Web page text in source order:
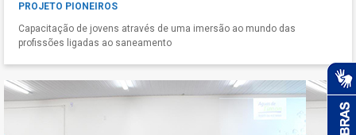
PROJETO PIONEIROS
Capacitação de jovens através de uma imersão ao mundo das
profissões ligadas ao saneamento